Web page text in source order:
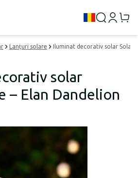
Lanțuri solare Iluminat decorativ solar
solar
– Elan Dandelion